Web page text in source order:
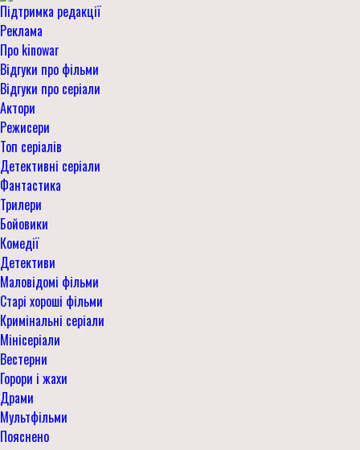
Підтримка редакції
Реклама
Про kinowar
Відгуки про фільми
Відгуки про серіали
Актори
Режисери
Топ серіалів
Детективні серіали
Фантастика
Трилери
Бойовики
Комедії
Детективи
Маловідомі фільми
Старі хороші фільми
Кримінальні серіали
Мінісеріали
Вестерни
Горори і жахи
Драми
Мультфільми
Пояснено